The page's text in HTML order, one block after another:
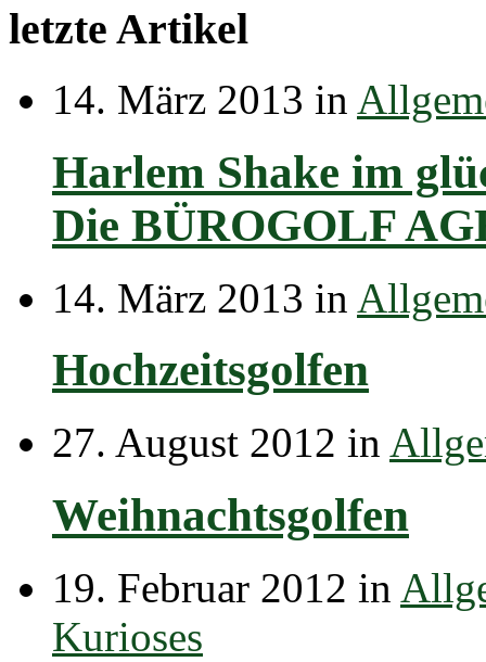
letzte Artikel
14. März 2013 in
Harlem Shake im
Die BÜROGOLF
14. März 2013 in
Hochzeitsgolfen
27. August 2012 in
Weihnachtsgolfen
19. Februar 2012 in
Kurioses